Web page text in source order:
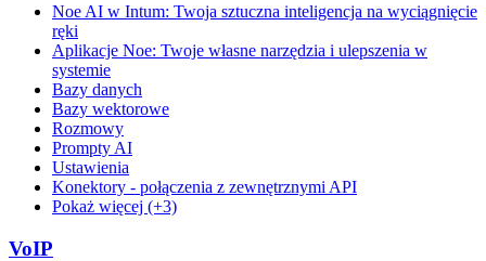
Noe AI w Intum: Twoja sztuczna inteligencja na wyciągnięcie
ręki
Aplikacje Noe: Twoje własne narzędzia i ulepszenia w
systemie
Bazy danych
Bazy wektorowe
Rozmowy
Prompty AI
Ustawienia
Konektory - połączenia z zewnętrznymi API
Pokaż więcej (+3)
VoIP